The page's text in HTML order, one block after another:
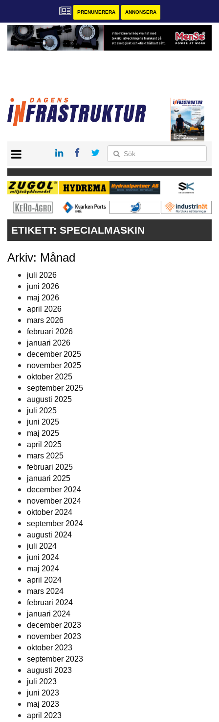
PRENUMERERA ANNONSERA
KONTAKT
VÅRA ANDRA MAGASIN
PRENUMERERA
ETIKETT: SPECIALMASKIN
Arkiv: Månad
juli 2026
juni 2026
maj 2026
april 2026
mars 2026
februari 2026
januari 2026
december 2025
november 2025
oktober 2025
september 2025
augusti 2025
juli 2025
juni 2025
maj 2025
april 2025
mars 2025
februari 2025
januari 2025
december 2024
november 2024
oktober 2024
september 2024
augusti 2024
juli 2024
juni 2024
maj 2024
april 2024
mars 2024
februari 2024
januari 2024
december 2023
november 2023
oktober 2023
september 2023
augusti 2023
juli 2023
juni 2023
maj 2023
april 2023